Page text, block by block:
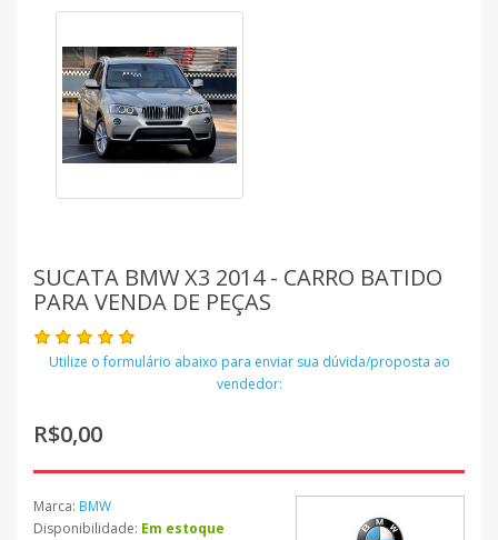
SUCATA BMW X3 2014 - CARRO BATIDO
PARA VENDA DE PEÇAS
Utilize o formulário abaixo para enviar sua dúvida/proposta ao
vendedor:
R$0,00
Marca: BMW
Disponibilidade: Em estoque